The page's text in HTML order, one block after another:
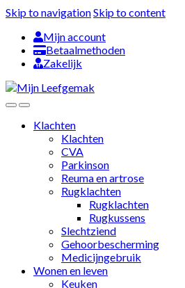
Skip to navigationSkip to content
Mijn account
Betaalmethoden
Zakelijk
Klachten
Klachten
CVA
Parkinson
Reuma en artrose
Rugklachten
Rugklachten
Rugkussens
Slechtziend
Gehoorbescherming
Medicijngebruik
Wonen en leven
Keuken